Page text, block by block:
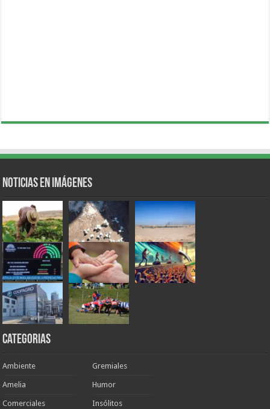
Noticias en Imágenes
Categorias
Ambiente
Amelia
Comerciales
Gremiales
Humor
Insólitos